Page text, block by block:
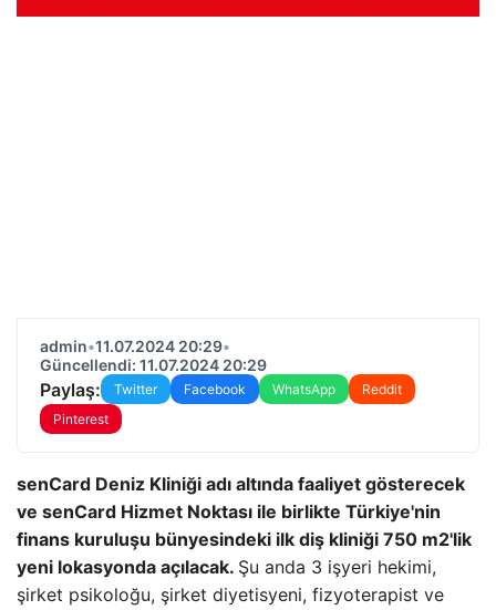
admin•11.07.2024 20:29•
Güncellendi: 11.07.2024 20:29
Paylaş: Twitter Facebook WhatsApp
Reddit
Pinterest
senCard Deniz Kliniği adı altında faaliyet gösterecek
ve senCard Hizmet Noktası ile birlikte Türkiye'nin
finans kuruluşu bünyesindeki ilk diş kliniği 750 m2'lik
yeni lokasyonda açılacak. Şu anda 3 işyeri hekimi,
şirket psikoloğu, şirket diyetisyeni, fizyoterapist ve